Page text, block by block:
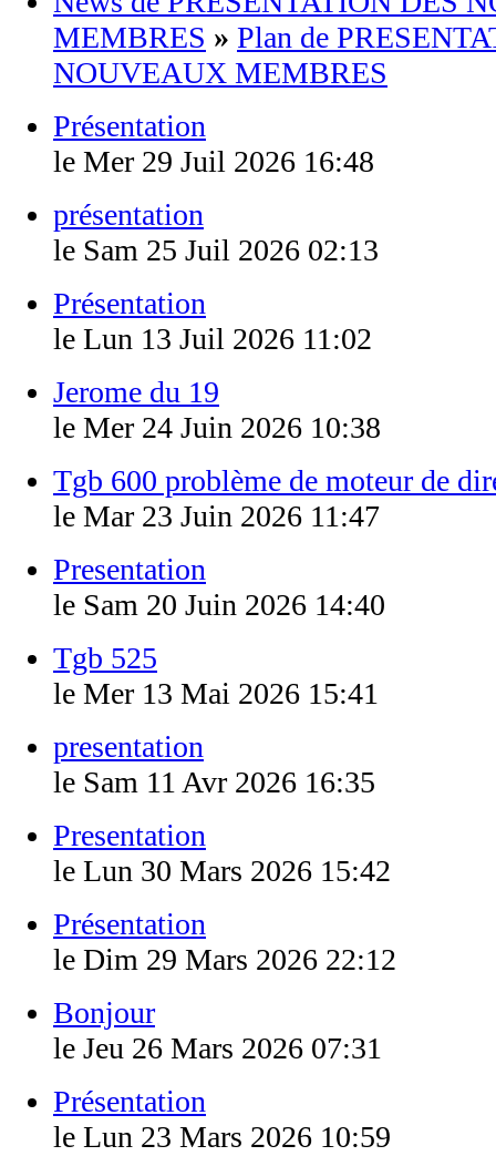
MEMBRES » Plan de
NOUVEAUX MEMBRES
Présentation
le Mer 29 Juil 2026 16:48
présentation
le Sam 25 Juil 2026 02:13
Présentation
le Lun 13 Juil 2026 11:02
Jerome du 19
le Mer 24 Juin 2026 10:38
Tgb 600 problème de moteur de
le Mar 23 Juin 2026 11:47
Presentation
le Sam 20 Juin 2026 14:40
Tgb 525
le Mer 13 Mai 2026 15:41
presentation
le Sam 11 Avr 2026 16:35
Presentation
le Lun 30 Mars 2026 15:42
Présentation
le Dim 29 Mars 2026 22:12
Bonjour
le Jeu 26 Mars 2026 07:31
Présentation
le Lun 23 Mars 2026 10:59